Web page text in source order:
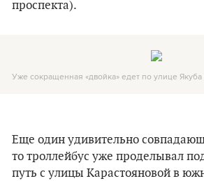
проспекта).
Уже сокращенная «двойка» едет по улице Якуба
Еще один удивительно
то троллейбус уже проделывал
путь с улицы Карастояновой в